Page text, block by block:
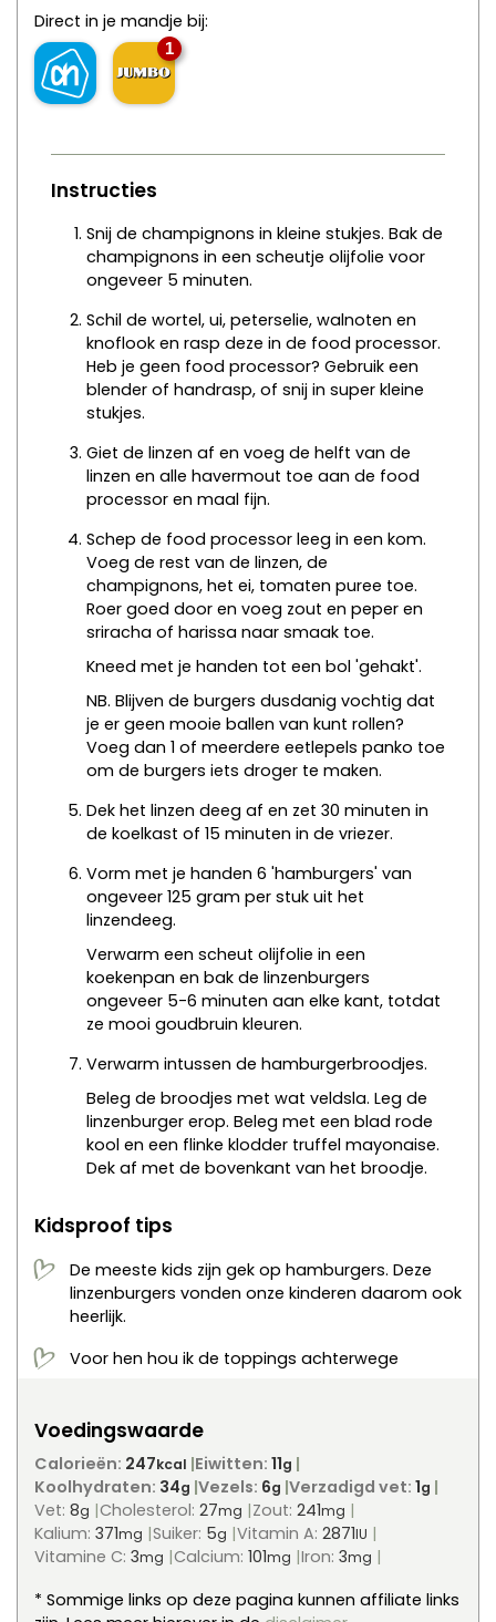
Direct in je mandje bij:
1
Instructies
Snij de champignons in kleine stukjes. Bak de
champignons in een scheutje olijfolie voor
ongeveer 5 minuten.
Schil de wortel, ui, peterselie, walnoten en
knoflook en rasp deze in de food processor.
Heb je geen food processor? Gebruik een
blender of handrasp, of snij in super kleine
stukjes.
Giet de linzen af en voeg de helft van de
linzen en alle havermout toe aan de food
processor en maal fijn.
Schep de food processor leeg in een kom.
Voeg de rest van de linzen, de
champignons, het ei, tomaten puree toe.
Roer goed door en voeg zout en peper en
sriracha of harissa naar smaak toe.
Kneed met je handen tot een bol 'gehakt'.
NB. Blijven de burgers dusdanig vochtig dat
je er geen mooie ballen van kunt rollen?
Voeg dan 1 of meerdere eetlepels panko toe
om de burgers iets droger te maken.
Dek het linzen deeg af en zet 30 minuten in
de koelkast of 15 minuten in de vriezer.
Vorm met je handen 6 'hamburgers' van
ongeveer 125 gram per stuk uit het
linzendeeg.
Verwarm een scheut olijfolie in een
koekenpan en bak de linzenburgers
ongeveer 5-6 minuten aan elke kant, totdat
ze mooi goudbruin kleuren.
Verwarm intussen de hamburgerbroodjes.
Beleg de broodjes met wat veldsla. Leg de
linzenburger erop. Beleg met een blad rode
kool en een flinke klodder truffel mayonaise.
Dek af met de bovenkant van het broodje.
Kidsproof tips
De meeste kids zijn gek op hamburgers. Deze
linzenburgers vonden onze kinderen daarom ook
heerlijk.
Voor hen hou ik de toppings achterwege
Voedingswaarde
Calorieën: 247kcal
Koolhydraten: 34g
Eiwitten: 11g
Vet: 8g
Verzadigd vet: 1g
Cholesterol: 27mg Zout: 241mg
Kalium: 371mg
Vezels: 6g
Suiker: 5g Vitamin A: 2871IU
Vitamine C: 3mg Calcium: 101mg Iron: 3mg
* Sommige links op deze pagina kunnen affiliate links